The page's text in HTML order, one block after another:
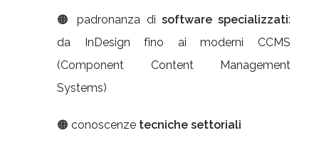
🟠 padronanza di software specializzati:
da InDesign fino ai moderni CCMS
(Component Content Management
Systems)
🟠 conoscenze tecniche settoriali